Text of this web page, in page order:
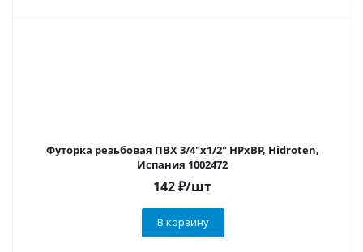
Футорка резьбовая ПВХ 3/4"х1/2" НРхВР, Hidroten,
Испания 1002472
142₽/шт
В корзину